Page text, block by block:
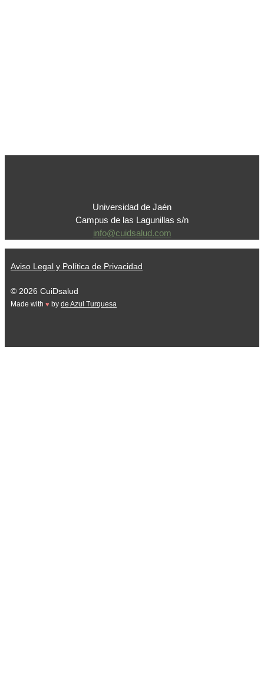
Universidad de Jaén
Campus de las Lagunillas s/n
info@cuidsalud.com
Aviso Legal y Política de Privacidad
© 2026 CuiDsalud
Made with ♥ by de Azul Turquesa